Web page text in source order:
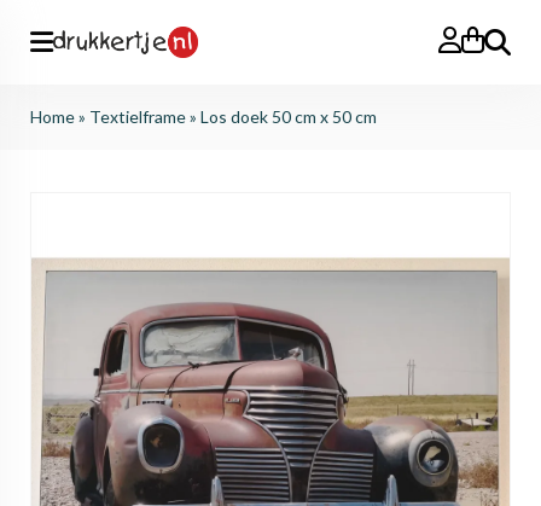
Search
Home» Textielframe» Los doek 50 cm x 50 cm